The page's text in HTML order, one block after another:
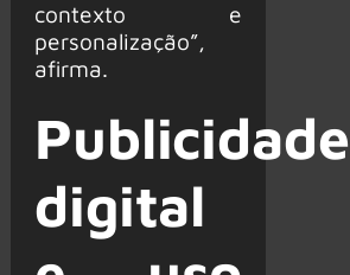
contexto e
personalização”,
afirma.
Publicidade
digital